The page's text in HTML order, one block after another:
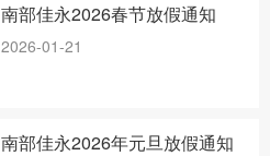
南部佳永2026春节放假通知
2026-01-21
南部佳永2026年元旦放假通知